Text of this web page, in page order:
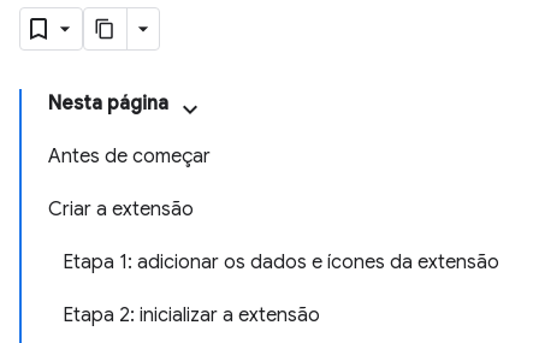
Nesta página
Antes de começar
Criar a extensão
Etapa 1: adicionar os dados e ícones da extensão
Etapa 2: inicializar a extensão